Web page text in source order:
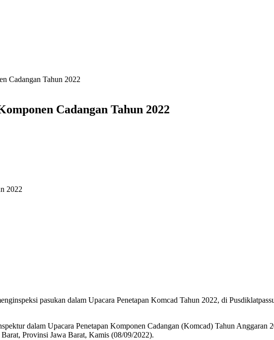
Cadangan Tahun 2022
Cadangan Tahun 2022
2022
pasukan dalam Upacara Penetapan Komcad Tahun 2022, di
dalam Upacara Penetapan Komponen Cadangan (Komcad) Tahun Anggaran
Provinsi Jawa Barat, Kamis (08/09/2022).